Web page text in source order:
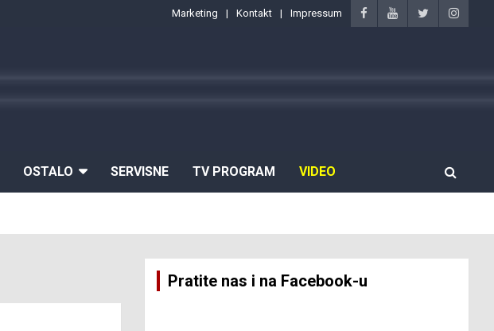
Marketing Kontakt Impressum
OSTALO SERVISNE TV PROGRAM VIDEO
Pratite nas i na Facebook-u